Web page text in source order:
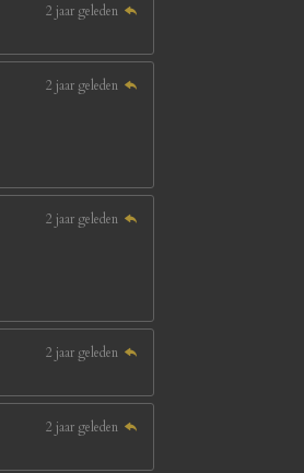
2 jaar geleden
2 jaar geleden
2 jaar geleden
2 jaar geleden
2 jaar geleden